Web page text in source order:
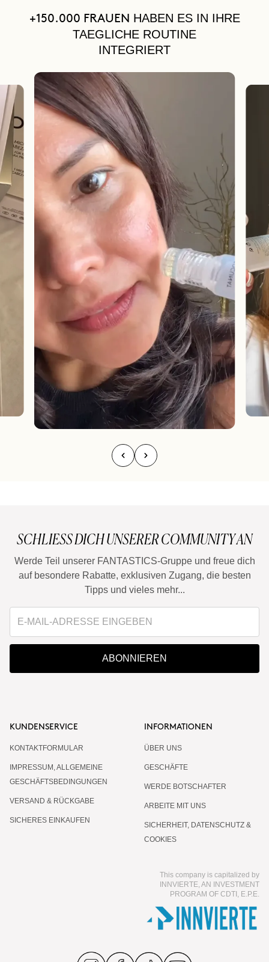
+150.000 FRAUEN HABEN ES IN IHRE
TAEGLICHE ROUTINE
INTEGRIERT
SCHLIESS DICH UNSERER COMMUNITY AN
Werde Teil unserer FANTASTICS-Gruppe und freue dich
auf besondere Rabatte, exklusiven Zugang, die besten
Tipps und vieles mehr...
ABONNIEREN
KUNDENSERVICE
KONTAKTFORMULAR
IMPRESSUM, ALLGEMEINE
GESCHÄFTSBEDINGUNGEN
VERSAND & RÜCKGABE
SICHERES EINKAUFEN
INFORMATIONEN
ÜBER UNS
GESCHÄFTE
WERDE BOTSCHAFTER
ARBEITE MIT UNS
SICHERHEIT, DATENSCHUTZ &
COOKIES
This company is capitalized by
INNVIERTE, AN INVESTMENT
PROGRAM OF CDTI, E.P.E.